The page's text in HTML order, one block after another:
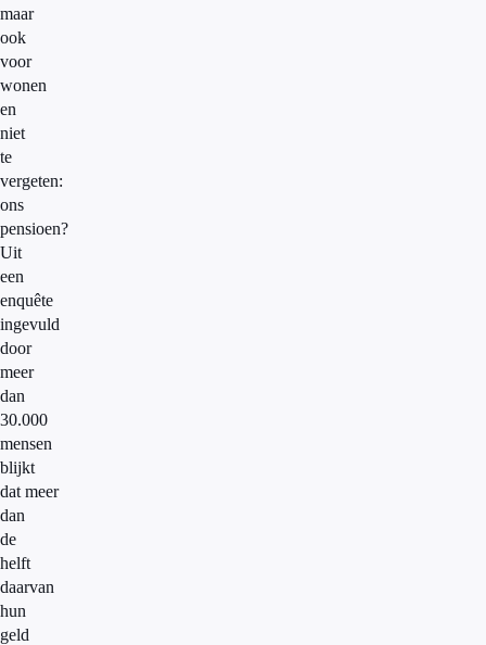
maar
ook
voor
wonen
en
niet
te
vergeten:
ons
pensioen?
Uit
een
enquête
ingevuld
door
meer
dan
30.000
mensen
blijkt
dat meer
dan
de
helft
daarvan
hun
geld